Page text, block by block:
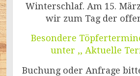
Winterschlaf. Am 15.
wir zum Tag der
Besondere
unter ,, Aktuelle
Buchung oder Anfrage